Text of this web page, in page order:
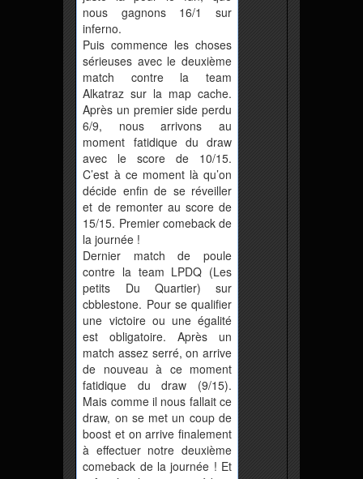
nous gagnons 16/1 sur
inferno.
Puis commence les choses
sérieuses avec le deuxième
match contre la team
Alkatraz sur la map cache.
Après un premier side perdu
6/9, nous arrivons au
moment fatidique du draw
avec le score de 10/15.
C’est à ce moment là qu’on
décide enfin de se réveiller
et de remonter au score de
15/15. Premier comeback de
la journée !
Dernier match de poule
contre la team LPDQ (Les
petits Du Quartier) sur
cbblestone. Pour se qualifier
une victoire ou une égalité
est obligatoire. Après un
match assez serré, on arrive
de nouveau à ce moment
fatidique du draw (9/15).
Mais comme il nous fallait ce
draw, on se met un coup de
boost et on arrive finalement
à effectuer notre deuxième
comeback de la journée ! Et